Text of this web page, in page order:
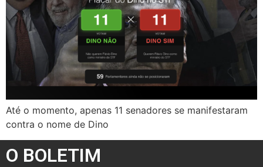
Até o momento, apenas 11 senadores se manifestaram
contra o nome de Dino
O BOLETIM